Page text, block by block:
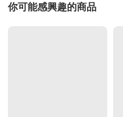
你可能感興趣的商品